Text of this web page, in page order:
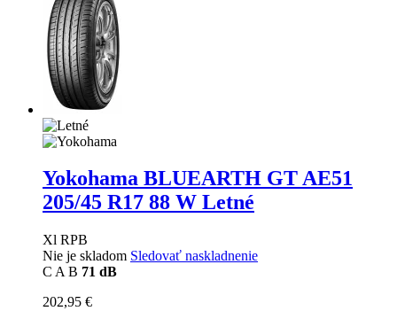
Yokohama BLUEARTH GT AE51
205/45 R17 88 W Letné
Xl RPB
Nie je skladom Sledovať naskladnenie
C A B 71 dB
202,95 €